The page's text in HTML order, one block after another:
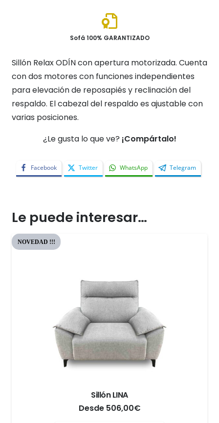
Sofá 100% GARANTIZADO
Sillón Relax ODÍN con apertura motorizada. Cuenta
con dos motores con funciones independientes
para elevación de reposapiés y reclinación del
respaldo. El cabezal del respaldo es ajustable con
varias posiciones.
¿Le gusta lo que ve? ¡Compártalo!
Facebook Twitter WhatsApp Telegram
Le puede interesar…
NOVEDAD !!!
Sillón LINA
Desde 506,00€